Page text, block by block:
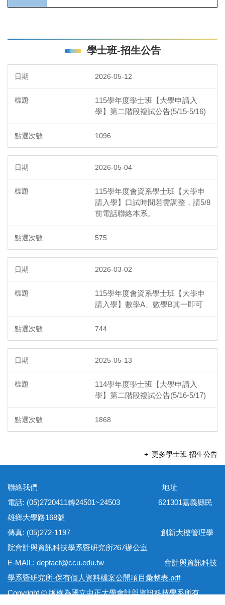
學士班-招生公告
2026-05-12
115學年度學士班【大學申請入
學】第二階段複試公告(5/15-5/16)
1096
2026-05-04
115學年度會資系學士班【大學申
請入學】口試時間若需調整，請5/8
前電話聯絡本系。
575
2026-03-02
115學年度會資系學士班【大學申
請入學】數學A、數學B其一即可
744
2025-05-13
114學年度學士班【大學申請入
學】第二階段複試公告(5/16-5/17)
1868
更多學士班-招生公告
聯絡我們 地址
電話: (05)2720411轉24501~24503 621301嘉義縣民
雄鄉大學路168號
傳真: (05)272-1197 創新大樓管理學
院會計與資訊科技學系暨研究所267辦公室
E-MAIL: deptact@ccu.edu.tw 會計與資訊科技
學系暨研究所-保有個人資料檔案公開項目彙整表.pdf
Copyright © 版權為國立中正大學會計與資訊科技學系所有